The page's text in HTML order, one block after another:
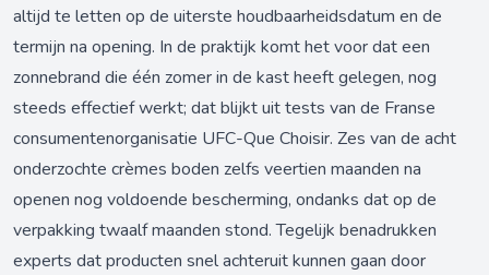
altijd te letten op de uiterste houdbaarheidsdatum en de
termijn na opening. In de praktijk komt het voor dat een
zonnebrand die één zomer in de kast heeft gelegen, nog
steeds effectief werkt; dat blijkt uit tests van de Franse
consumentenorganisatie UFC-Que Choisir. Zes van de acht
onderzochte crèmes boden zelfs veertien maanden na
openen nog voldoende bescherming, ondanks dat op de
verpakking twaalf maanden stond. Tegelijk benadrukken
experts dat producten snel achteruit kunnen gaan door